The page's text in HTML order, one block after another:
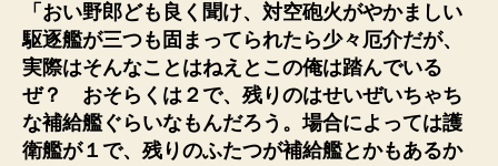
「おい野郎ども良く聞け、対空砲火がやかましい
駆逐艦が三つも固まってられたら少々厄介だが、
実際はそんなことはねえとこの俺は踏んでいる
ぜ？ おそらくは２で、残りのはせいぜいちゃち
な補給艦ぐらいなもんだろう。場合によっては護
衛艦が１で、残りのふたつが補給艦とかもあるか